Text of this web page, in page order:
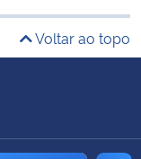
Voltar ao topo